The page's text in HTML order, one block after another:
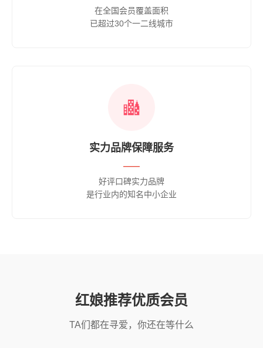
在全国会员覆盖面积
已超过30个一二线城市
实力品牌保障服务
——
好评口碑实力品牌
是行业内的知名中小企业
红娘推荐优质会员
TA们都在寻爱，你还在等什么